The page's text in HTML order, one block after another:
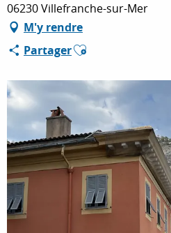
À FAIRE
SÉJOURNER
06230 Villefranche-sur-Mer
M'y rendre
PartagerAjouter aux favoris